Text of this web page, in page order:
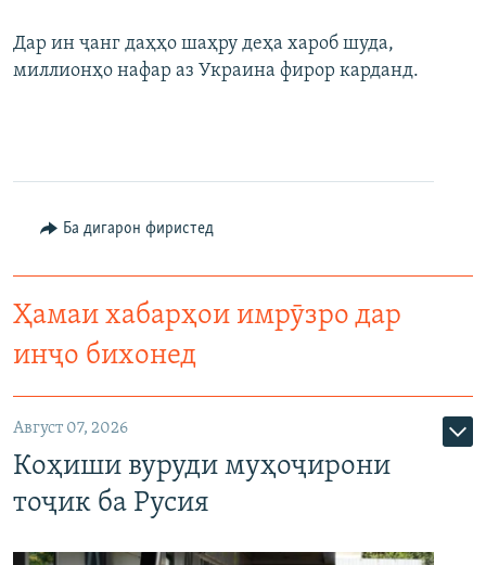
Дар ин ҷанг даҳҳо шаҳру деҳа хароб шуда,
миллионҳо нафар аз Украина фирор карданд.
Ба дигарон фиристед
Ҳамаи хабарҳои имрӯзро дар
инҷо бихонед
Август 07, 2026
Коҳиши вуруди муҳоҷирони
тоҷик ба Русия